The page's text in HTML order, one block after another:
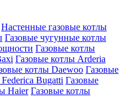
Настенные газовые котлы
Газовые чугунные котлы
Газовые котлы
Газовые котлы Arderia
котлы Daewoo Газовые
Bugatti Газовые
Haier Газовые котлы